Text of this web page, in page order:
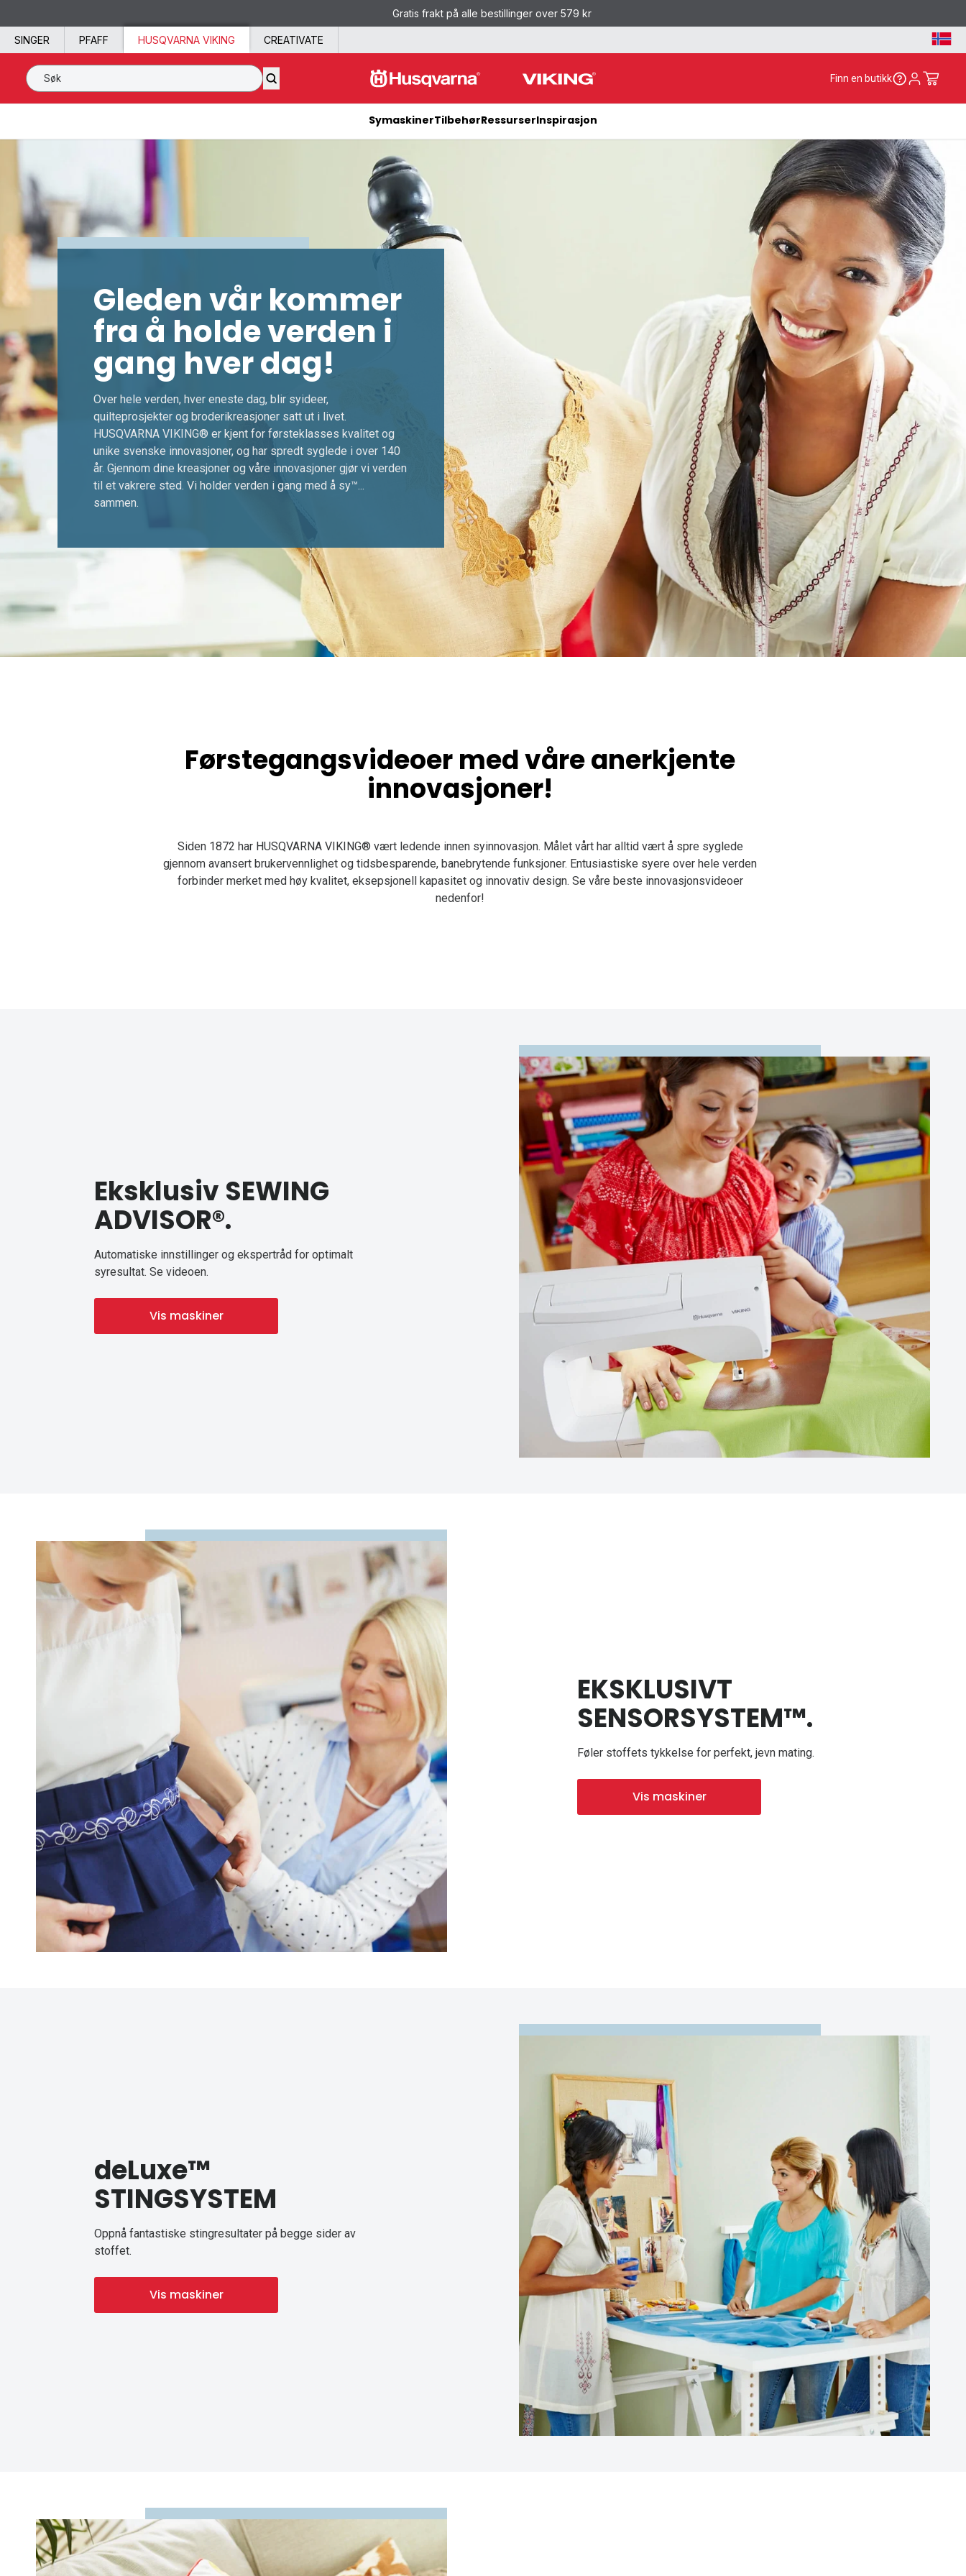
Gratis frakt på alle bestillinger over 579 kr
SINGER PFAFF HUSQVARNA VIKING CREATIVATE
Søk SVP Worldwide Finn en butikk
SymaskinerTilbehørRessurserInspirasjon
Gleden vår kommer
fra å holde verden i
gang hver dag!
Over hele verden, hver eneste dag, blir syideer,
quilteprosjekter og broderikreasjoner satt ut i livet.
HUSQVARNA VIKING® er kjent for førsteklasses kvalitet og
unike svenske innovasjoner, og har spredt syglede i over 140
år. Gjennom dine kreasjoner og våre innovasjoner gjør vi verden
til et vakrere sted. Vi holder verden i gang med å sy™...
sammen.
Førstegangsvideoer med våre anerkjente
innovasjoner!
Siden 1872 har HUSQVARNA VIKING® vært ledende innen syinnovasjon. Målet vårt har alltid vært å spre syglede
gjennom avansert brukervennlighet og tidsbesparende, banebrytende funksjoner. Entusiastiske syere over hele verden
forbinder merket med høy kvalitet, eksepsjonell kapasitet og innovativ design. Se våre beste innovasjonsvideoer
nedenfor!
Eksklusiv SEWING
ADVISOR®.
Automatiske innstillinger og ekspertråd for optimalt
syresultat. Se videoen.
Vis maskiner
EKSKLUSIVT
SENSORSYSTEM™.
Føler stoffets tykkelse for perfekt, jevn mating.
Vis maskiner
deLuxe™
STINGSYSTEM
Oppnå fantastiske stingresultater på begge sider av
stoffet.
Vis maskiner